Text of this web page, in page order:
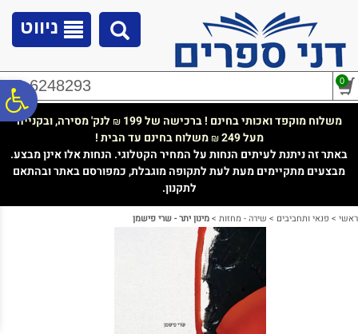
נגישות
ניווט
02-6248293 0
משלוח מוקפד ואכותי בחינם ! ברכישה של 199 ₪ לנק' מסירה, ובקנייה
מעל 249
₪משלוח בחינם עד הבית !
באתר זה ניתנת לעיתים הנחות על המחיר הקטלוגי. הנחות אלו אינן מבצע.
מבצעים מתקיימים מעת לעת לתקופה מוגבלת, כמפורסם באתר ובהתאם
לתקנון.
ראשי > פנאי ותחביבים > שירה - מחזות >מינון יתר - שרי פישמן